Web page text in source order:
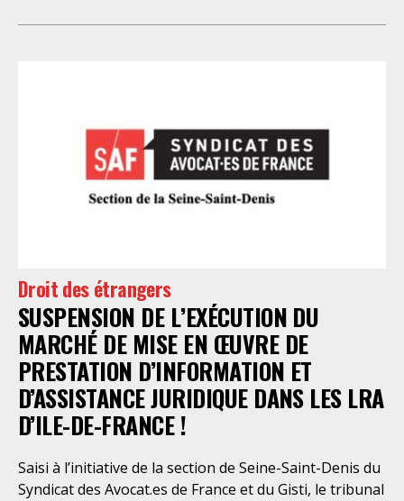
en évidence des violations graves des droits les plus
élémentaires. Saisi par le SAF Paris et la LDH, avec
l’intervention volontaire de l’association Avocats
Droits et Psychiatrie, le tribunal administratif de Paris
Paris en avait interjeté appel. Par ordonnance du 4
août dernier, le Conseil d’Etat a aboli les privilèges
dont l’infirmerie psychiatrique de la préfecture de
police a depuis trop longtemps
Droit des étrangers
SUSPENSION DE L’EXÉCUTION DU
MARCHÉ DE MISE EN ŒUVRE DE
PRESTATION D’INFORMATION ET
D’ASSISTANCE JURIDIQUE DANS LES LRA
D’ILE-DE-FRANCE !
Saisi à l’initiative de la section de Seine-Saint-Denis du
Syndicat des Avocat.es de France et du Gisti, le tribunal